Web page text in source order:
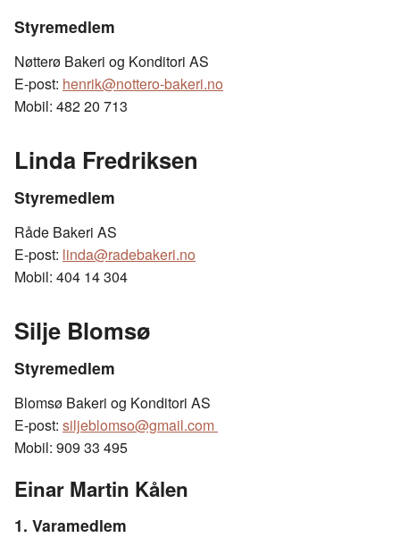
Styremedlem
Nøtterø Bakeri og Konditori AS
E-post: henrik@nottero-bakeri.no
Mobil: 482 20 713
Linda Fredriksen
Styremedlem
Råde Bakeri AS
E-post: linda@radebakeri.no
Mobil: 404 14 304
Silje Blomsø
Styremedlem
Blomsø Bakeri og Konditori AS
E-post: siljeblomso@gmail.com
Mobil: 909 33 495
Einar Martin Kålen
1. Varamedlem